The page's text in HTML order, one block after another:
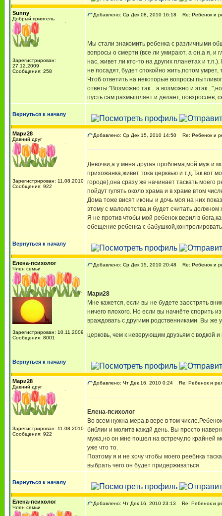
Sunny
Добрый приятель
Зарегистрирован:
27.12.2009
Сообщения: 258
Добавлено: Ср Дек 08, 2010 16:18 Re: Ребенок и
Мы стали знакомить ребенка с различными
вопросы о смерти (все ли умирают, а он,а я, и
нас, живет ли кто-то на других планетах и
не посадят, будет спокойно жить,потом умрет,
Чтоб ответить на некоторые вопросы
ответы:"Возможно так... а возможно и
пусть сам размышляет и делает, повзрослев,
Вернуться к началу
Мари28
Давний друг
Зарегистрирован: 11.08.2010
Сообщения: 922
Добавлено: Ср Дек 15, 2010 14:50 Re: Ребенок и
Девочки,а у меня другая проблема,мой муж и
прихожанка,живет тока церквью и т.д.Так вот
городе),она сразу же начинает таскать моего
пойдут гулять около храма и в храме втом
Дома тоже висят иконы и дочь моя на них
этому с малолетства,и будет считать должном
Я не против чтобы мой ребенок верил в
обещение ребенка с
Вернуться к началу
Елена-психолог
Член семьи
Зарегистрирован: 10.11.2009
Сообщения: 8001
Добавлено: Ср Дек 15, 2010 20:48 Re: Ребенок и
Мари28
Мне кажется, если вы не будете заострять
ничего плохого. Но если вы начнёте спорить
враждовать с другими родственниками. Вы же
церковь, чем к неверующим друзьям с водкой
Вернуться к началу
Мари28
Давний друг
Зарегистрирован: 11.08.2010
Сообщения: 922
Добавлено: Чт Дек 16, 2010 0:24 Re: Ребенок и
Елена-психолог
Во всем нужна мера,в вере в том
библии и молитв каждй день. Вы просто
мужа,но он мне пошел на встречу,по крайней
уже что то.
Поэтому я и не хочу чтобы моего реебнка
выбрать чего он будет придерживаться.
Вернуться к началу
Елена-психолог
Член семьи
Добавлено: Чт Дек 16, 2010 23:13 Re: Ребенок и